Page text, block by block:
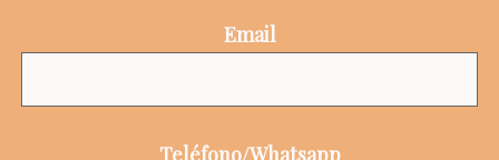
Email
Teléfono/Whatsapp